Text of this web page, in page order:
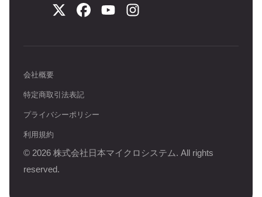
会社概要
特定商取引法表記
プライバシーポリシー
利用規約
© 2026 株式会社日本マイクロシステム. All rights
reserved.